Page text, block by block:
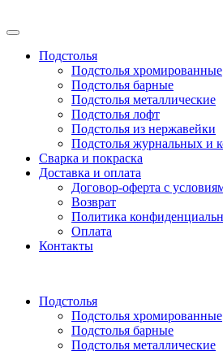
Подстолья
Подстолья хромированные
Подстолья барные
Подстолья металлические
Подстолья лофт
Подстолья из нержавейки
Подстолья журнальных и
Сварка и покраска
Доставка и оплата
Договор-оферта с
Возврат
Политика
Оплата
Контакты
Подстолья
Подстолья хромированные
Подстолья барные
Подстолья металлические